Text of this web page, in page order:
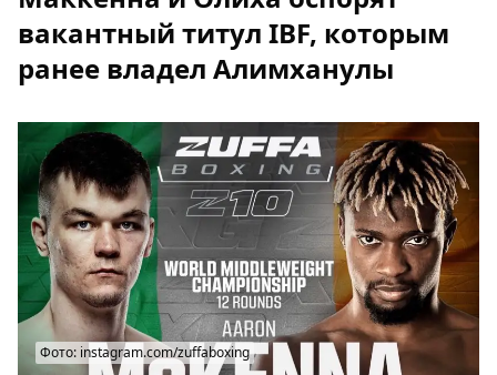
вакантный титул IBF, которым
ранее владел Алимханулы
Фото: instagram.com/zuffaboxing